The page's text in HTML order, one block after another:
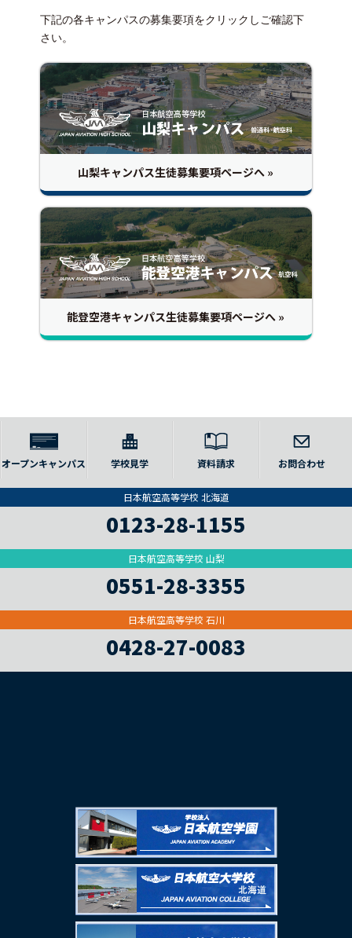
下記の各キャンパスの募集要項をクリックしご確認下
さい。
山梨キャンパス生徒募集要項ページへ »
能登空港キャンパス生徒募集要項ページへ »
オープンキャンパス 学校見学 資料請求 お問合わせ
日本航空高等学校 北海道
0123-28-1155
日本航空高等学校 山梨
0551-28-3355
日本航空高等学校 石川
0428-27-0083